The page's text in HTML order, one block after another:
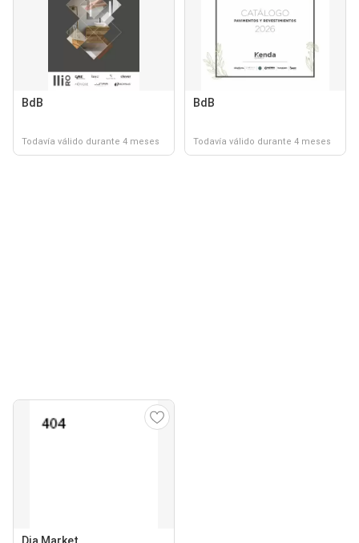
BdB
Todavía válido durante 4 meses
BdB
Todavía válido durante 4 meses